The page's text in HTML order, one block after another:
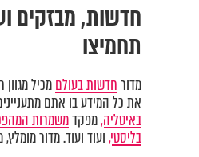
חדשות, מבזקים
תחמיצו
מדורחדשות בעולםמכיל
את כל המידע בו אתם
באיטליה,מפקדמשמרות
בליסטי,ועוד ועוד. מדור